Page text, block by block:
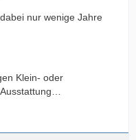
nur wenige Jahre
Klein- oder